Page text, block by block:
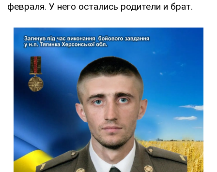
февраля. У него остались родители и брат.